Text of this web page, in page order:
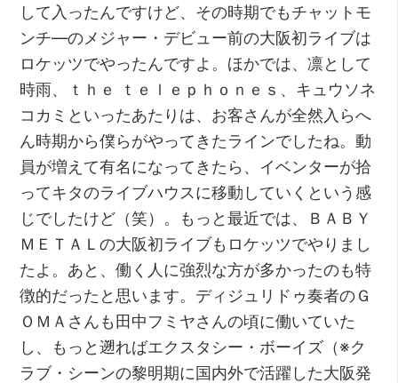
して入ったんですけど、その時期でもチャットモ
ンチ—のメジャー・デビュー前の大阪初ライブは
ロケッツでやったんですよ。ほかでは、凛として
時雨、ｔｈｅ ｔｅｌｅｐｈｏｎｅｓ、キュウソネ
コカミといったあたりは、お客さんが全然入らへ
ん時期から僕らがやってきたラインでしたね。動
員が増えて有名になってきたら、イベンターが拾
ってキタのライブハウスに移動していくという感
じでしたけど（笑）。もっと最近では、ＢＡＢＹ
ＭＥＴＡＬの大阪初ライブもロケッツでやりまし
たよ。あと、働く人に強烈な方が多かったのも特
徴的だったと思います。ディジュリドゥ奏者のＧ
ＯＭＡさんも田中フミヤさんの頃に働いていた
し、もっと遡ればエクスタシー・ボーイズ（※ク
ラブ・シーンの黎明期に国内外で活躍した大阪発